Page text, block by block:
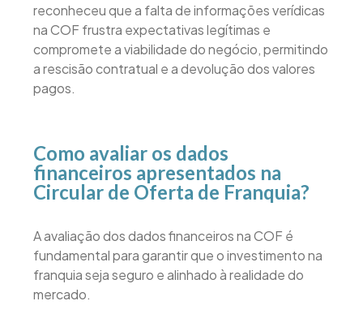
reconheceu que a falta de informações verídicas
na COF frustra expectativas legítimas e
compromete a viabilidade do negócio, permitindo
a rescisão contratual e a devolução dos valores
pagos.
Como avaliar os dados
financeiros apresentados na
Circular de Oferta de Franquia?
A avaliação dos dados financeiros na COF é
fundamental para garantir que o investimento na
franquia seja seguro e alinhado à realidade do
mercado.